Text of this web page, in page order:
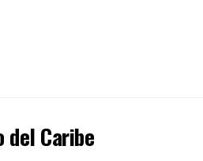
del Caribe